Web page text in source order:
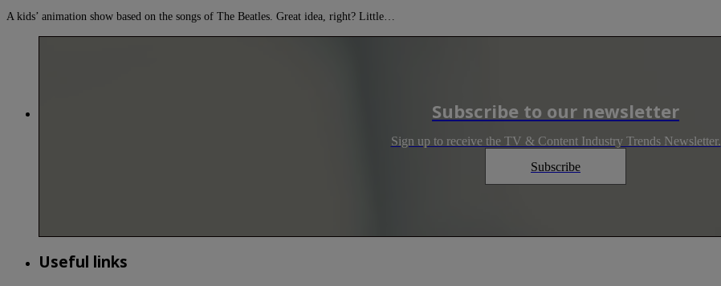
A kids’ animation show based on the songs of The Beatles. Great idea, right? Little…
Subscribe to our newsletter
Sign up to receive the TV & Content Industry Trends Newsletter.
Subscribe
Useful links